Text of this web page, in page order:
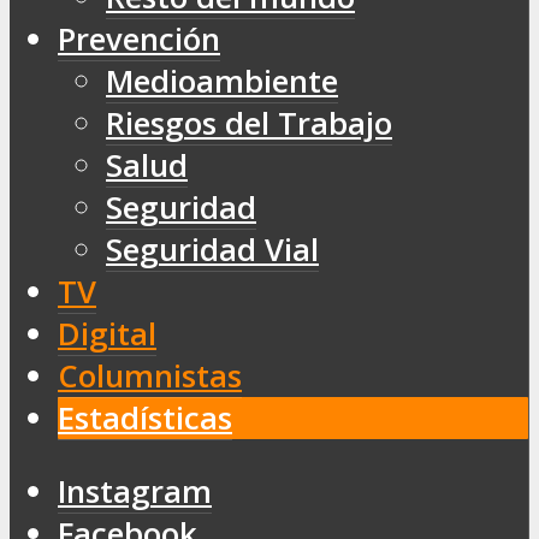
Prevención
Medioambiente
Riesgos del Trabajo
Salud
Seguridad
Seguridad Vial
TV
Digital
Columnistas
Estadísticas
Instagram